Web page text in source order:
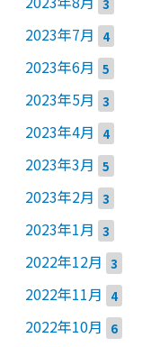
2023年7月 4
2023年6月 5
2023年5月 3
2023年4月 4
2023年3月 5
2023年2月 3
2023年1月 3
2022年12月 3
2022年11月 4
2022年10月 6